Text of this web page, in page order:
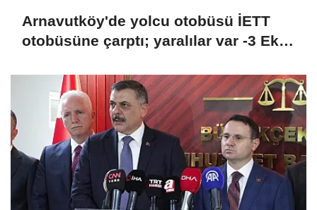
Arnavutköy'de yolcu otobüsü İETT
otobüsüne çarptı; yaralılar var -3 Ek